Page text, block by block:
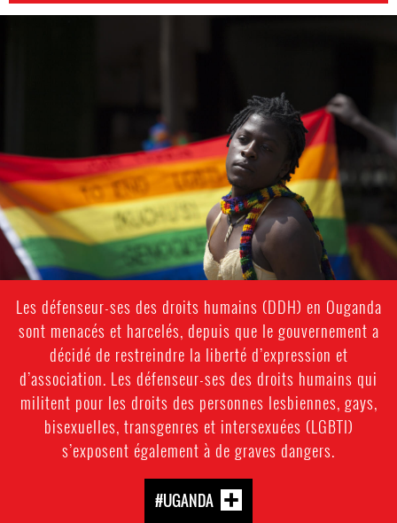
Les défenseur-ses des droits humains (DDH) en Ouganda
sont menacés et harcelés, depuis que le gouvernement a
décidé de restreindre la liberté d’expression et
d’association. Les défenseur-ses des droits humains qui
militent pour les droits des personnes lesbiennes, gays,
bisexuelles, transgenres et intersexuées (LGBTI)
s’exposent également à de graves dangers.
#UGANDA